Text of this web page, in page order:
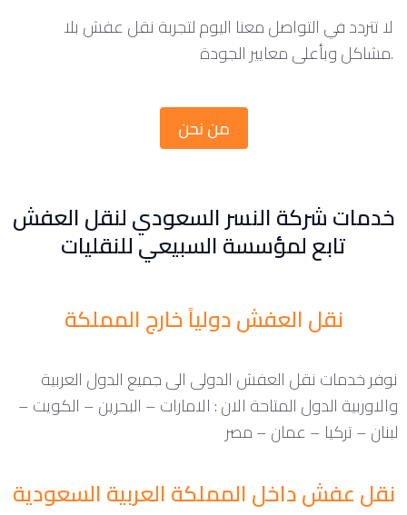
لا تتردد في التواصل معنا اليوم لتجربة نقل عفش بلا
مشاكل وبأعلى معايير الجودة.
من نحن
خدمات شركة النسر السعودي لنقل العفش
تابع لمؤسسة السبيعي للنقليات
نقل العفش دولياً خارج المملكة
نوفر خدمات نقل العفش الدولى الى جميع الدول العربية
والاوربية الدول المتاحة الان : الامارات – البحرين – الكويت –
لبنان – تركيا – عمان – مصر
نقل عفش داخل المملكة العربية السعودية